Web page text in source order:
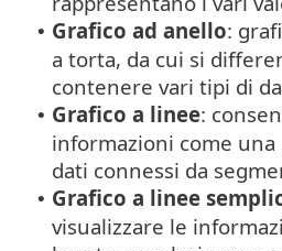
• Grafico ad anello:
a torta, da cui si
contenere vari tipi di
• Grafico a linee:
informazioni come
dati connessi da
• Grafico a linee
visualizzare le